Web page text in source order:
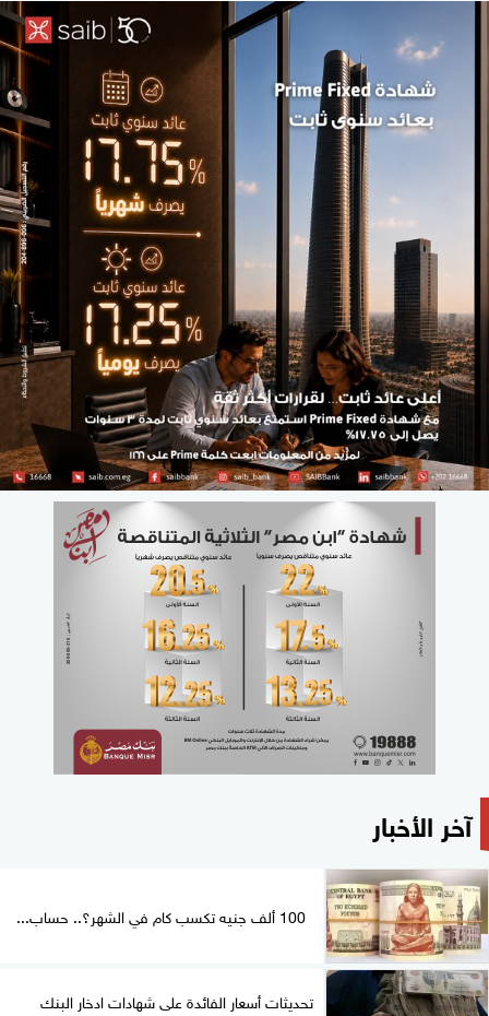
آخر الأخبار
100 ألف جنيه تكسب كام في الشهر؟.. حساب...
تحديثات أسعار الفائدة على شهادات ادخار البنك